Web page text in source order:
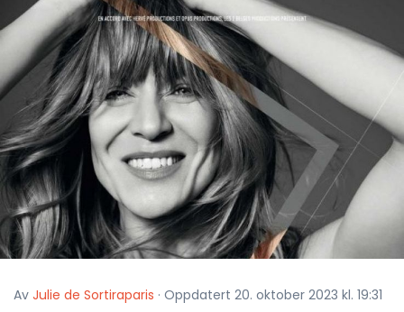
Av Julie de Sortiraparis · Oppdatert 20. oktober 2023 kl. 19:31